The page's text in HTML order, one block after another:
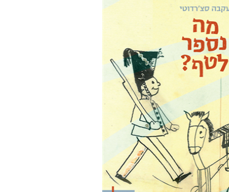
יעקבה סצ'רדוטי
תמי ישראלי
הנחת אתר ספר מודפס
$35
$32